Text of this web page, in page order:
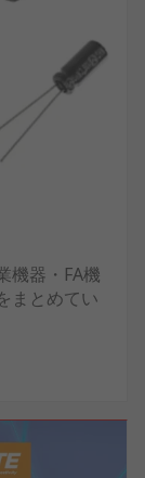
機器・FA機
まとめてい